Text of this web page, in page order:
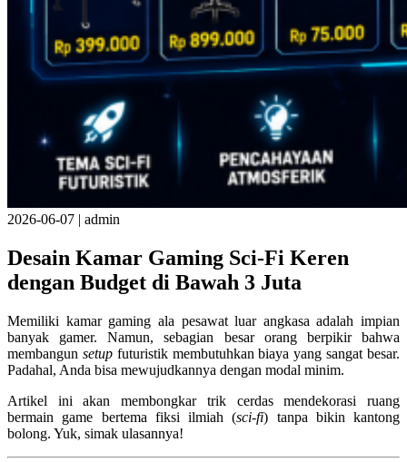
2026-06-07 | admin
Desain Kamar Gaming Sci-Fi Keren
dengan Budget di Bawah 3 Juta
Memiliki kamar gaming ala pesawat luar angkasa adalah impian
banyak gamer. Namun, sebagian besar orang berpikir bahwa
membangun setupfuturistik membutuhkan biaya yang sangat besar.
Padahal, Anda bisa mewujudkannya dengan modal minim.
Artikel ini akan membongkar trik cerdas mendekorasi ruang
bermain game bertema fiksi ilmiah (sci-fi) tanpa bikin kantong
bolong. Yuk, simak ulasannya!